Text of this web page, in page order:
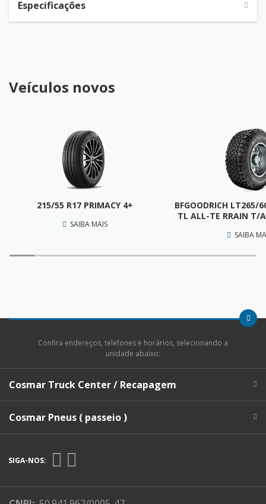
Especificações
Veículos novos
215/55 R17 PRIMACY 4+
SAIBA MAIS
BFGOODRICH LT265/
TL ALL-TE RRAIN T/
SAIBA
Confira endereços, telefones e horários, selecionando a
unidade abaixo:
Cosmar Truck Center / Recapagem
Cosmar Pneus ( passeio )
SIGA-NOS: